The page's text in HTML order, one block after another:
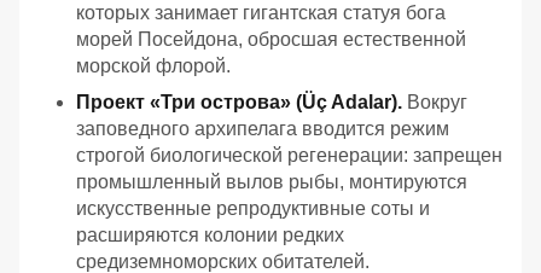
которых занимает гигантская статуя бога
морей Посейдона, обросшая естественной
морской флорой.
Проект «Три острова» (Üç Adalar). Вокруг
заповедного архипелага вводится режим
строгой биологической регенерации: запрещен
промышленный вылов рыбы, монтируются
искусственные репродуктивные соты и
расширяются колонии редких
средиземноморских обитателей.